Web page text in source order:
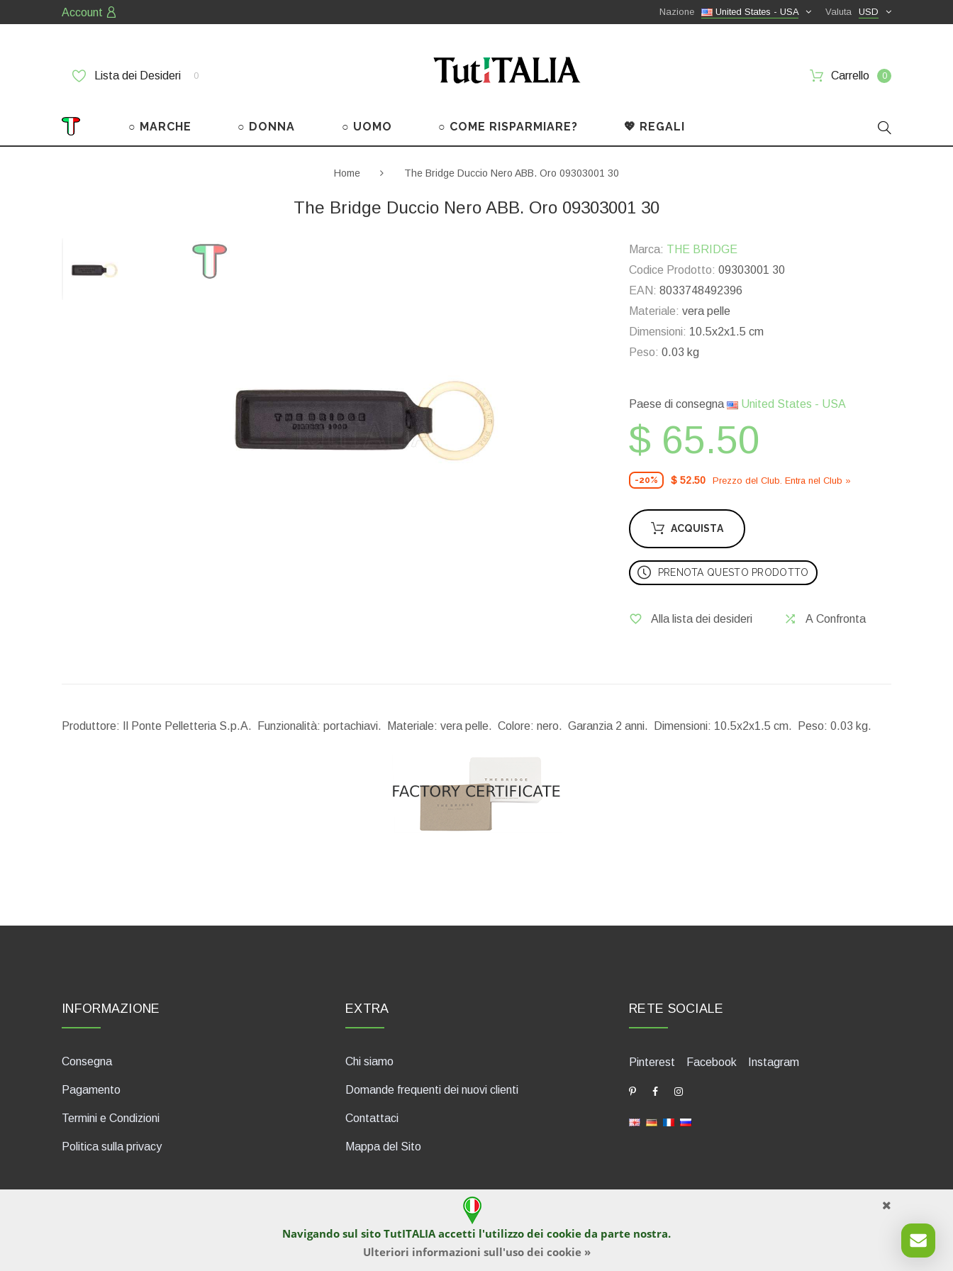
Account USD
Valuta
United States - USA
Nazione
Lista dei Desideri 0 Carrello 0
○ MARCHE ○ DONNA ○ UOMO ○ COME RISPARMIARE? 💖 REGALI
Home The Bridge Duccio Nero ABB. Oro 09303001 30
The Bridge Duccio Nero ABB. Oro 09303001 30
Marca: THE BRIDGE
Codice Prodotto: 09303001 30
EAN: 8033748492396
Materiale: vera pelle
Dimensioni: 10.5x2x1.5 cm
Peso: 0.03 kg
Paese di consegna United States - USA
$ 65.50
-20% $ 52.50 Prezzo del Сlub. Entra nel Сlub »
ACQUISTA
PRENOTA QUESTO PRODOTTO
Alla lista dei desideri A Confronta
Produttore: Il Ponte Pelletteria S.p.A. Funzionalità: portachiavi. Materiale: vera pelle. Colore: nero. Garanzia 2 anni. Dimensioni: 10.5x2x1.5 cm. Peso: 0.03 kg.
Navigando sul sito TutITALIA accetti l'utilizzo dei cookie da parte nostra.
Ulteriori informazioni sull'uso dei cookie »
INFORMAZIONE
Consegna
Pagamento
Termini e Condizioni
Politica sulla privacy
EXTRA
Chi siamo
Domande frequenti dei nuovi clienti
Contattaci
Mappa del Sito
RETE SOCIALE
Pinterest Facebook Instagram
dP Motion Media. Via La Piana 430, 47835 Saludecio (RN), Italia. Numero REA: RN410802. P.IVA: 04421580400. Tel +39 0541 1480041
© TutITALIA 2013-2026. Materiali contenuti appartengono in via esclusiva a TutITALIA e ne è vietata la riproduzione o altra forma di utilizzazione.